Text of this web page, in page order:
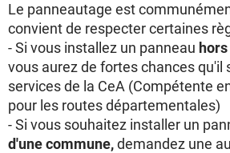
Le panneautage est
convient de respecter certaines
- Si vous installez un panneau
vous aurez de fortes chances qu'il
services de la CeA (Compétente
pour les routes départementales)
- Si vous souhaitez installer un
d'une commune,demandez une